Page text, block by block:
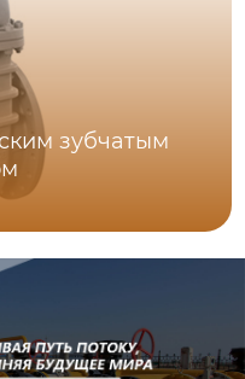
зубчатым